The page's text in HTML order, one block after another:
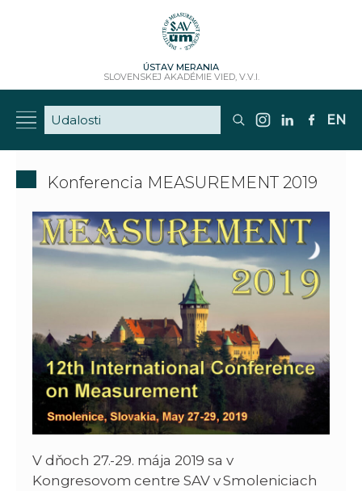
ÚSTAV MERANIA
SLOVENSKEJ AKADÉMIE VIED, V.V.I.
EN
Konferencia MEASUREMENT 2019
V dňoch 27.-29. mája 2019 sa v
Kongresovom centre SAV v Smoleniciach